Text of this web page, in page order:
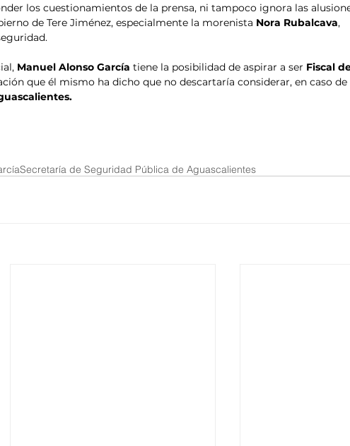
los cuestionamientos de la prensa, ni tampoco ignora las
de Tere Jiménez, especialmente la morenista Nora Rubalcava,
Manuel Alonso García tiene la posibilidad de aspirar a ser Fiscal
que él mismo ha dicho que no descartaría considerar, en caso
Secretaría de Seguridad Pública de Aguascalientes